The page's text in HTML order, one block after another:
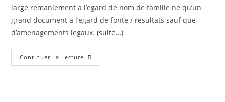
large remaniement a l’egard de nom de famille ne qu’un
grand document a l’egard de fonte / resultats sauf que
d’amenagements legaux.(suite…)
Continuer La Lecture